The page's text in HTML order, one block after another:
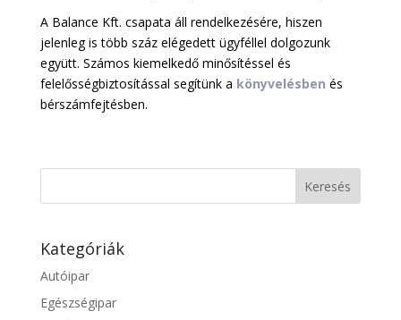
A Balance Kft. csapata áll rendelkezésére, hiszen
jelenleg is több száz elégedett ügyféllel dolgozunk
együtt. Számos kiemelkedő minősítéssel és
felelősségbiztosítással segítünk a könyvelésben és
bérszámfejtésben.
Kategóriák
Autóipar
Egészségipar